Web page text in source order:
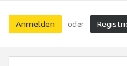
Anmelden oder